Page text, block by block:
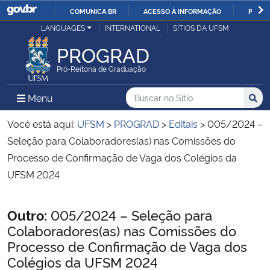
IR
O
COMUNICA BR ACESSO À INFORMAÇÃO
Ministério da Justiça e Segurança Pública
Ministério da Defesa
Ministério das Relações Exteriores
Ministério da Economia
Ministério da Agricultura, Pecuária e Abastecimento
Ministério da Educação
LANGUAGES INTERNATIONAL SÍTIOS DA UFSM
PROGRAD
Pró-Reitoria de Graduação
Menu Menu Principal do Sítio
Busca
Buscar no no Sítio
Busca:
Você está aqui: UFSM > PROGRAD > Editais >005/2024 –
Seleção para Colaboradores(as) nas Comissões do
Processo de Confirmação de Vaga dos Colégios da
UFSM 2024
Início do conteúdo
Outro: 005/2024 – Seleção para
Colaboradores(as) nas Comissões do
Processo de Confirmação de Vaga dos
Colégios da UFSM 2024